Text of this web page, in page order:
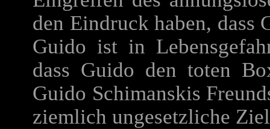
den Eindruck haben, dass
Guido ist in
dass Guido den toten
Guido Schimanskis
ziemlich ungesetzliche